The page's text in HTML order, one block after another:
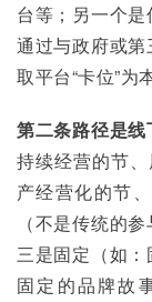
台等；另一个是
通过与政府或
取平台“卡位”为
第二条路径是线
持续经营的节
产经营化的节
（不是传统的
三是固定（如：
固定的品牌故